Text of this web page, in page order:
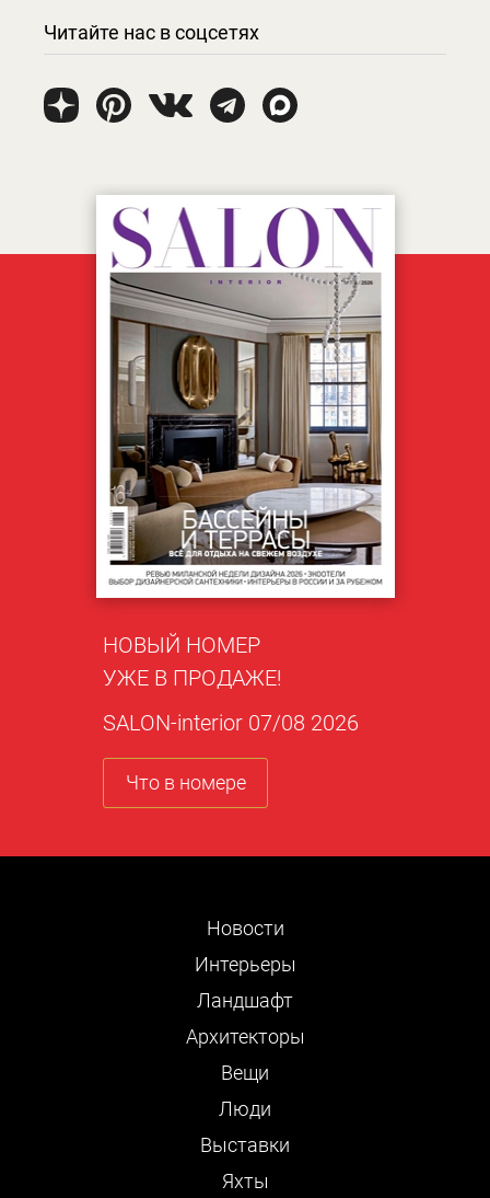
Читайте нас в соцсетях
НОВЫЙ НОМЕР
УЖЕ В ПРОДАЖЕ!
SALON-interior 07/08 2026
Что в номере
Новости
Интерьеры
Ландшафт
Архитекторы
Вещи
Люди
Выставки
Яхты